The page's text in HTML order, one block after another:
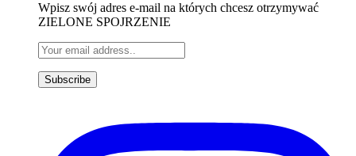
Wpisz swój adres e-mail na których chcesz otrzymywać
ZIELONE SPOJRZENIE